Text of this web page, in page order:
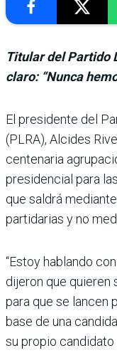
Titular del Partido
claro: “Nunca
El presidente del
(PLRA), Alcides
cen­tenaria
presi­dencial para
que sal­drá
partidarias y no
“Estoy hablando
dije­ron que quieren
para que se lancen
base de una
su pro­pio